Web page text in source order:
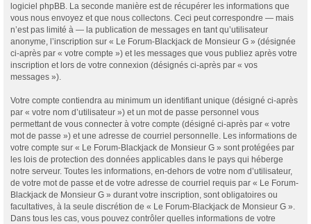
logiciel phpBB. La seconde manière est de récupérer les informations que
vous nous envoyez et que nous collectons. Ceci peut correspondre — mais
n’est pas limité à — la publication de messages en tant qu’utilisateur
anonyme, l’inscription sur « Le Forum-Blackjack de Monsieur G » (désignée
ci-après par « votre compte ») et les messages que vous publiez après votre
inscription et lors de votre connexion (désignés ci-après par « vos
messages »).
Votre compte contiendra au minimum un identifiant unique (désigné ci-après
par « votre nom d’utilisateur ») et un mot de passe personnel vous
permettant de vous connecter à votre compte (désigné ci-après par « votre
mot de passe ») et une adresse de courriel personnelle. Les informations de
votre compte sur « Le Forum-Blackjack de Monsieur G » sont protégées par
les lois de protection des données applicables dans le pays qui héberge
notre serveur. Toutes les informations, en-dehors de votre nom d’utilisateur,
de votre mot de passe et de votre adresse de courriel requis par « Le Forum-
Blackjack de Monsieur G » durant votre inscription, sont obligatoires ou
facultatives, à la seule discrétion de « Le Forum-Blackjack de Monsieur G ».
Dans tous les cas, vous pouvez contrôler quelles informations de votre